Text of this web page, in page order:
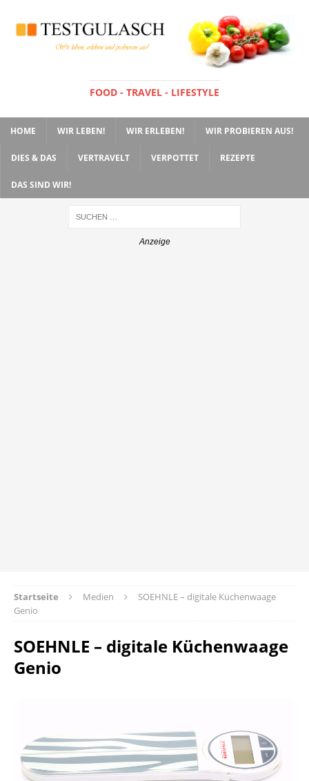
FOOD - TRAVEL - LIFESTYLE
HOME WIR LEBEN! WIR ERLEBEN! WIR PROBIEREN AUS!
DIES & DAS VERTRAVELT VERPOTTET REZEPTE
DAS SIND WIR!
Startseite Medien
SOEHNLE – digitale Küchenwaage
Genio
SOEHNLE – digitale Küchenwaage
Genio